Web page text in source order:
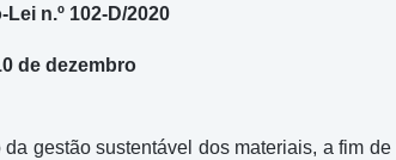
Lei n.º 102-D/2020
de dezembro
gestão sustentável dos materiais, a fim